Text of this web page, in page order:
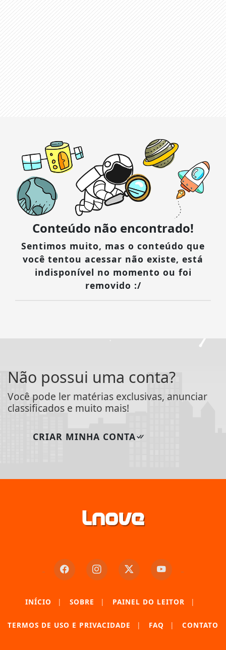
Conteúdo não encontrado!
Sentimos muito, mas o conteúdo que
você tentou acessar não existe, está
indisponível no momento ou foi
removido :/
Não possui uma conta?
Você pode ler matérias exclusivas, anunciar
classificados e muito mais!
CRIAR MINHA CONTA
INÍCIO | SOBRE | PAINEL DO LEITOR |
TERMOS DE USO E PRIVACIDADE | FAQ | CONTATO
Termos de Uso e Privacidade